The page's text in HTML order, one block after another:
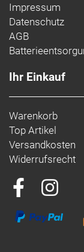
Impressum
Datenschutz
AGB
Ihr Einkauf
Warenkorb
Top Artikel
Versandkosten
Widerrufsrecht